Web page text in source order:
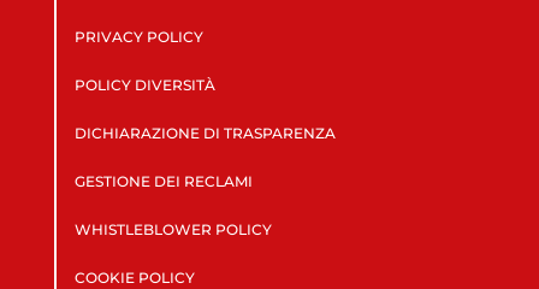
PRIVACY POLICY
POLICY DIVERSITÀ
DICHIARAZIONE DI TRASPARENZA
GESTIONE DEI RECLAMI
WHISTLEBLOWER POLICY
COOKIE POLICY